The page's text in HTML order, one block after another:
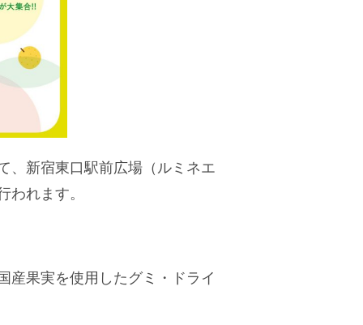
、新宿東口駅前広場（ルミネエ
れます。
産果実を使用したグミ・ドライ